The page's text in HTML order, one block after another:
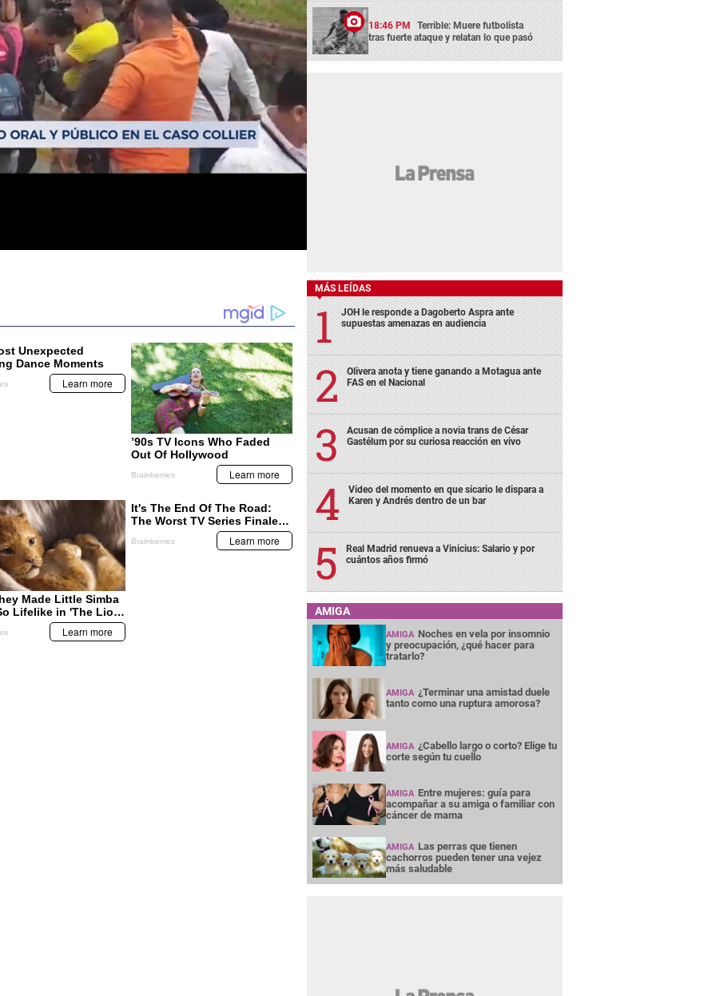
18:46 PM Terrible: Muere futbolista
tras fuerte ataque y relatan lo que pasó
MÁS LEÍDAS
JOH le responde a Dagoberto Aspra ante
supuestas amenazas en audiencia
Olivera anota y tiene ganando a Motagua ante
FAS en el Nacional
Acusan de cómplice a novia trans de César
Gastélum por su curiosa reacción en vivo
Video del momento en que sicario le dispara a
Karen y Andrés dentro de un bar
Real Madrid renueva a Vinicius: Salario y por
cuántos años firmó
AMIGA
AMIGA Noches en vela por insomnio
y preocupación, ¿qué hacer para
tratarlo?
AMIGA ¿Terminar una amistad duele
tanto como una ruptura amorosa?
AMIGA ¿Cabello largo o corto? Elige tu
corte según tu cuello
AMIGA Entre mujeres: guía para
acompañar a su amiga o familiar con
cáncer de mama
AMIGA Las perras que tienen
cachorros pueden tener una vejez
más saludable